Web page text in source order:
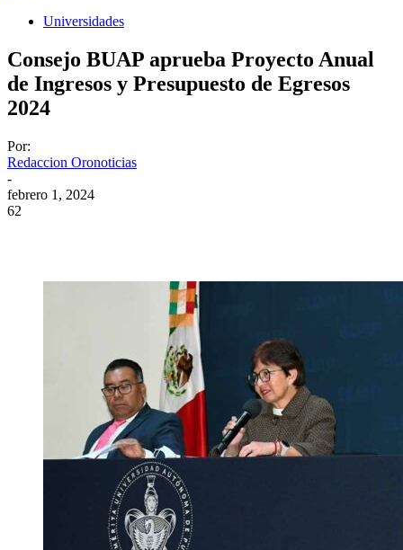
Universidades
Consejo BUAP aprueba Proyecto Anual
de Ingresos y Presupuesto de Egresos
2024
Por:
Redaccion Oronoticias
-
febrero 1, 2024
62